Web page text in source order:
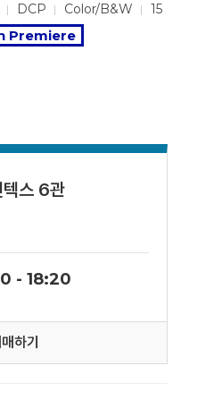
DCP Color/B&W 15
Premiere
텍스 6관
- 18:20
하기